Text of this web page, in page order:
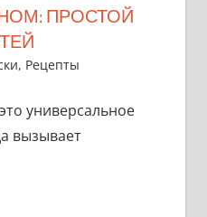
ПРОСТОЙ
, Рецепты
универсальное
вызывает